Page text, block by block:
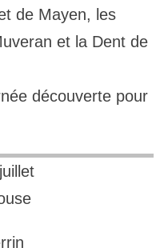
de Mayen, les
et la Dent de
découverte pour